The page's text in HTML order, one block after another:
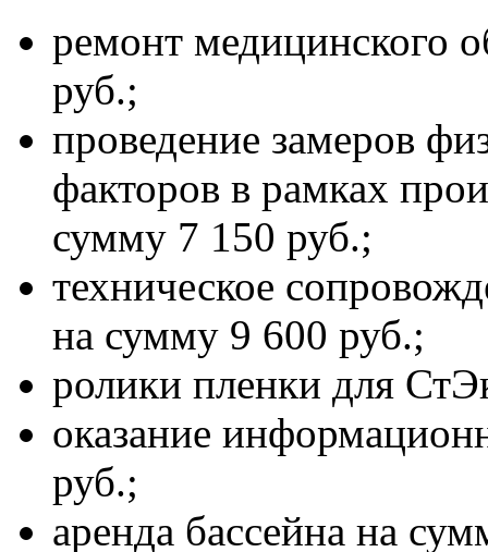
ремонт медицинского
руб.;
проведение замеров
факторов в рамках
сумму 7 150 руб.;
техническое
на сумму 9 600 руб.;
ролики пленки для
оказание
руб.;
аренда бассейна на